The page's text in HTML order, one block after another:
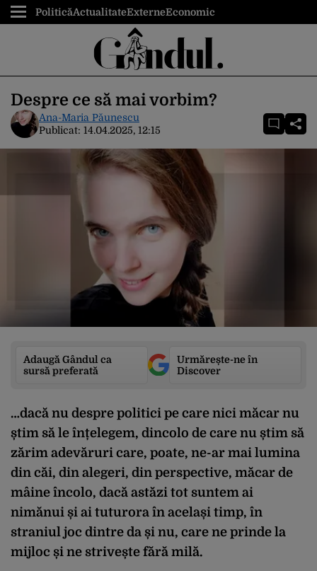
PoliticăActualitateExterneEconomic
Despre ce să mai vorbim?
Ana-Maria Păunescu
Publicat: 14.04.2025, 12:15
Adaugă Gândul ca
sursă preferată
Urmărește-ne în
Discover
…dacă nu despre politici pe care nici măcar nu
știm să le înțelegem, dincolo de care nu știm să
zărim adevăruri care, poate, ne-ar mai lumina
din căi, din alegeri, din perspective, măcar de
mâine încolo, dacă astăzi tot suntem ai
nimănui și ai tuturora în același timp, în
straniul joc dintre da și nu, care ne prinde la
mijloc și ne strivește fără milă.